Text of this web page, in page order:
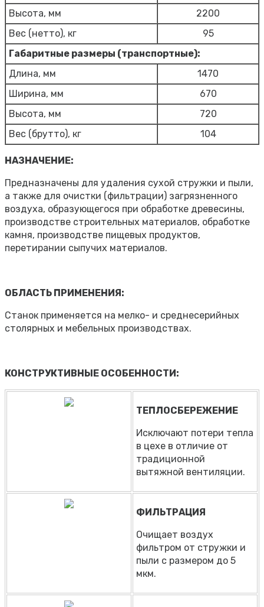
Высота, мм
2200
Вес (нетто), кг
95
Габаритные размеры (транспортные):
Длина, мм
1470
Ширина, мм
670
Высота, мм
720
Вес (брутто), кг
104
НАЗНАЧЕНИЕ:
Предназначены для удаления сухой стружки и пыли,
а также для очистки (фильтрации) загрязненного
воздуха, образующегося при обработке древесины,
производстве строительных материалов, обработке
камня, производстве пищевых продуктов,
перетирании сыпучих материалов.
ОБЛАСТЬ ПРИМЕНЕНИЯ:
Станок применяется на мелко- и среднесерийных
столярных и мебельных производствах.
КОНСТРУКТИВНЫЕ ОСОБЕННОСТИ:
ТЕПЛОСБЕРЕЖЕНИЕ
Исключают потери тепла
в цехе в отличие от
традиционной
вытяжной вентиляции.
ФИЛЬТРАЦИЯ
Очищает воздух
фильтром от стружки и
пыли с размером до 5
мкм.